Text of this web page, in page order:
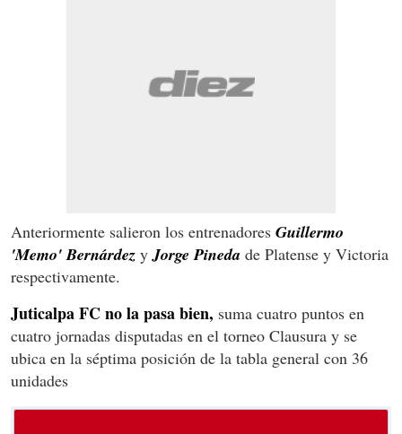
Anteriormente salieron los entrenadores Guillermo
'Memo' Bernárdez y Jorge Pineda de Platense y Victoria
respectivamente.
Juticalpa FC no la pasa bien, suma cuatro puntos en
cuatro jornadas disputadas en el torneo Clausura y se
ubica en la séptima posición de la tabla general con 36
unidades